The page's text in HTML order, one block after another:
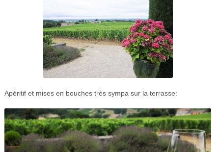
Apéritif et mises en bouches très sympa sur la terrasse: